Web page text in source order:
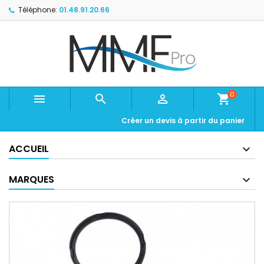
Téléphone: 01.48.91.20.66
   shopping_cart0
Créer un devis à partir du panier
ACCUEIL
MARQUES